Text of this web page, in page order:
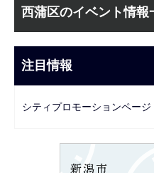
文
こ
ま
で
ブ
ビ
ー
西蒲区のイベント情報
注目情報
シティプロモーションページ